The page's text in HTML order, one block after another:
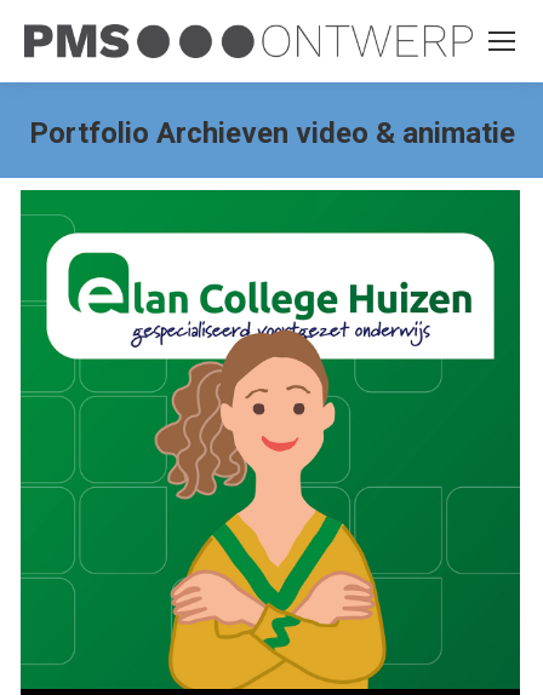
Portfolio Archieven video & animatie